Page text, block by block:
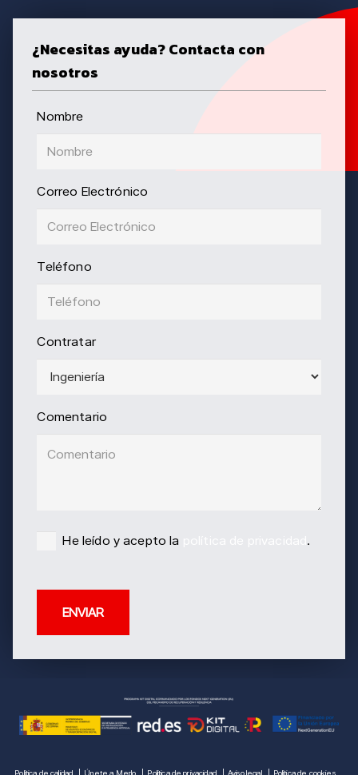
¿Necesitas ayuda? Contacta con
nosotros
Nombre
Correo Electrónico
Teléfono
Contratar
Comentario
He leído y acepto la .
Política de calidad Únete a Merlo Política de privacidad Aviso legal Política de cookies